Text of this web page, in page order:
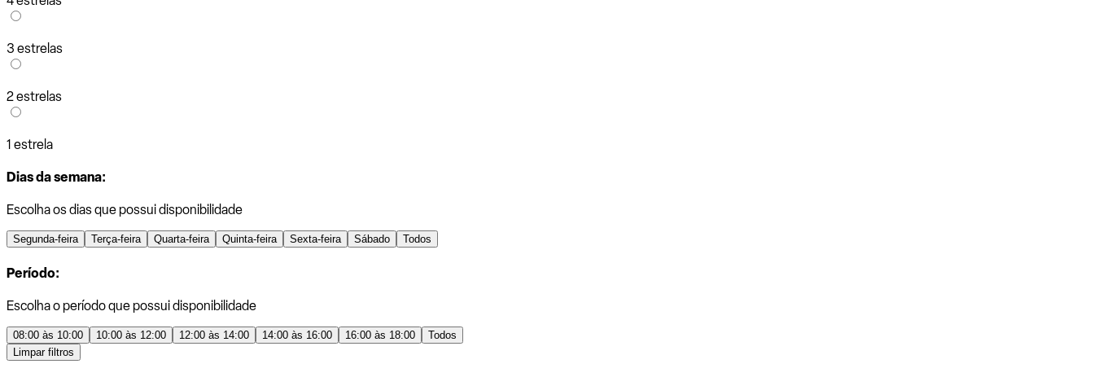
3 estrelas
2 estrelas
1 estrela
Dias da semana:
Escolha os dias que possui disponibilidade
Segunda-feira Terça-feira Quarta-feira Quinta-feira Sexta-feira Sábado Todos
Período:
Escolha o período que possui disponibilidade
08:00 às 10:00 10:00 às 12:00 12:00 às 14:00 14:00 às 16:00 16:00 às 18:00
Todos
Limpar filtros